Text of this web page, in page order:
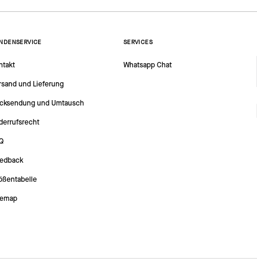
und Lieferung
und Umtausch
SERVICES
Whatsapp Chat